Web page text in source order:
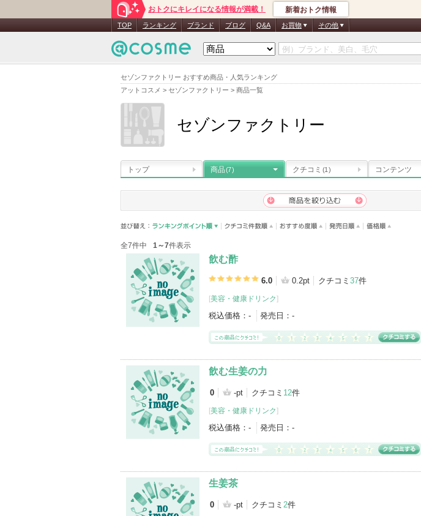
セゾンファクトリー おすすめ商品・人気ランキング
アットコスメ > セゾンファクトリー > 商品一覧
おトクにキレイになる情報が満載！ 新着おトク情報
TOP ランキング ブランド ブログ Q&A お買物 その他
セゾンファクトリー
トップ 商品(7) クチコミ (1) コンテンツ
全7件中 1～7件表示
飲む酢
6.0 0.2pt クチコミ 37件
[美容・健康ドリンク]
税込価格： - 発売日： -
飲む生姜の力
0 -pt クチコミ 12件
[美容・健康ドリンク]
税込価格： - 発売日： -
生姜茶
0 -pt クチコミ 2件